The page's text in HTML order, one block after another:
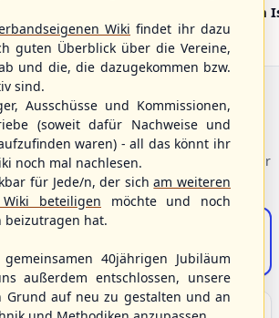
Fehmarn
– wählen Sie einen Einstieg für
des S/HBV
Wiki findet ihr dazu
guten Überblick über die Vereine,
und die, die dazugekommen bzw.
sind.
Ausschüsse und Kommissionen,
(soweit dafür Nachweise und
waren) - all das könnt ihr
noch mal nachlesen.
für Jede/n, der sicham weiteren
beteiligen möchte und noch
beizutragen hat.
40jährigen Jubiläum
außerdem entschlossen, unsere
Grund auf neu zu gestalten und an